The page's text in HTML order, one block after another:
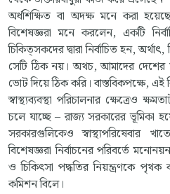
অর্ধশিক্ষিত বা অদক্ষ মনে করা
বিশেষজ্ঞরা মনে করলেন, একটি
চিকিত্সকদের দ্বারা নির্বাচিত হন, অর্থাৎ,
সেটি ঠিক নয়। অথচ, আমাদের দেশের
ভোট দিয়ে ঠিক করি। বাস্তবিকপক্ষে, এই
স্বাস্থ্যব্যবস্থা পরিচালনার ক্ষেত্রেও
চলে যাচ্ছে – রাজ্য সরকারের ভূমিকা
সরকারগুলিকেও স্বাস্থ্যপরিষেবার
বিশেষজ্ঞরা নির্বাচনের পরিবর্তে
ও চিকিৎসা পদ্ধতির নিয়ন্ত্রণকে পৃথক
কমিশন বিলে।